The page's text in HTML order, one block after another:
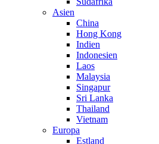
Asien
China
Hong Kong
Indien
Indonesien
Laos
Malaysia
Singapur
Sri Lanka
Thailand
Vietnam
Europa
Estland